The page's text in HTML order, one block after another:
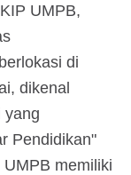
UMPB,
di
dikenal
yang
Pendidikan"
memiliki